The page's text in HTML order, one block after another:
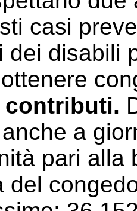
casi
dei disabili
contributi.
a
pari alla
del